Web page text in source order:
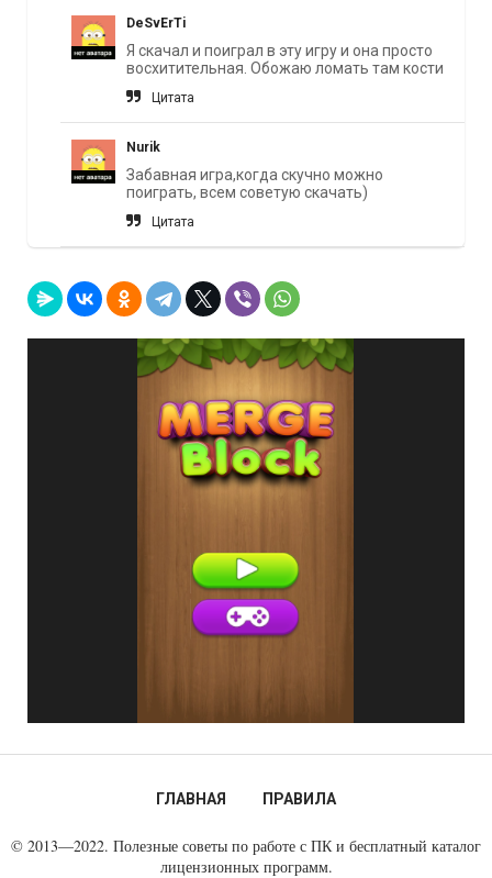
DeSvErTi
Я скачал и поиграл в эту игру и она просто
восхитительная. Обожаю ломать там кости
Цитата
Nurik
Забавная игра,когда скучно можно
поиграть, всем советую скачать)
Цитата
ГЛАВНАЯ ПРАВИЛА
© 2013—2022. Полезные советы по работе с ПК и бесплатный каталог
лицензионных программ.